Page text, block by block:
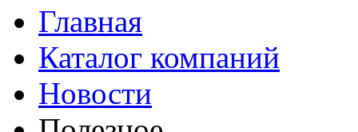
Главная
Каталог компаний
Новости